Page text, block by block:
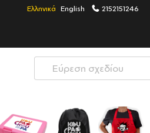
Ελληνικά English 2152151246